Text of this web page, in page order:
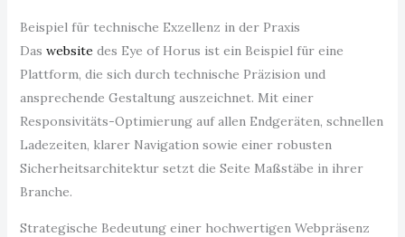
Beispiel für technische Exzellenz in der Praxis
Das websitedes Eye of Horus ist ein Beispiel für eine
Plattform, die sich durch technische Präzision und
ansprechende Gestaltung auszeichnet. Mit einer
Responsivitäts-Optimierung auf allen Endgeräten, schnellen
Ladezeiten, klarer Navigation sowie einer robusten
Sicherheitsarchitektur setzt die Seite Maßstäbe in ihrer
Branche.
Strategische Bedeutung einer hochwertigen Webpräsenz